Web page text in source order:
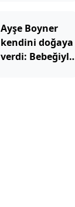
Ayşe Boyner
kendini doğaya
verdi: Bebeğiyle